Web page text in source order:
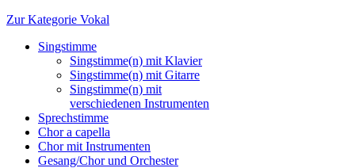
Zur Kategorie Vokal
Singstimme
Singstimme(n) mit Klavier
Singstimme(n) mit Gitarre
Singstimme(n) mit
verschiedenen Instrumenten
Sprechstimme
Chor a capella
Chor mit Instrumenten
Gesang/Chor und Orchester